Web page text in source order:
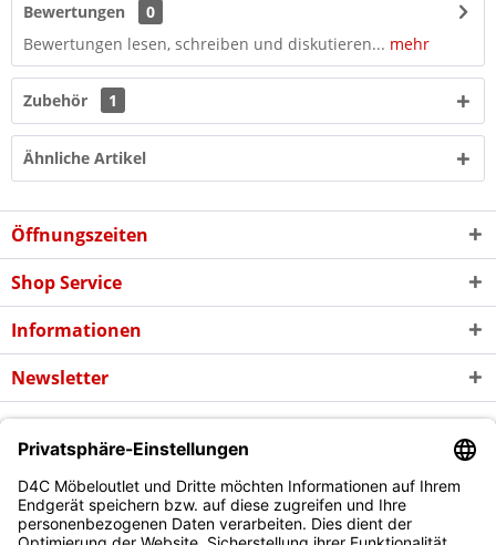
Bewertungen
0
Bewertungen lesen, schreiben und diskutieren... mehr
Zubehör 1
Ähnliche Artikel
Öffnungszeiten
Shop Service
Informationen
Newsletter
* Alle Preise inkl. gesetzl. Mehrwertsteuer zzgl. evtl.
und
ggf. Nachnahmegebühren, wenn nicht anders beschrieben
Copyright © d4c Möbel Outlet - Alle Rechte vorbehalten